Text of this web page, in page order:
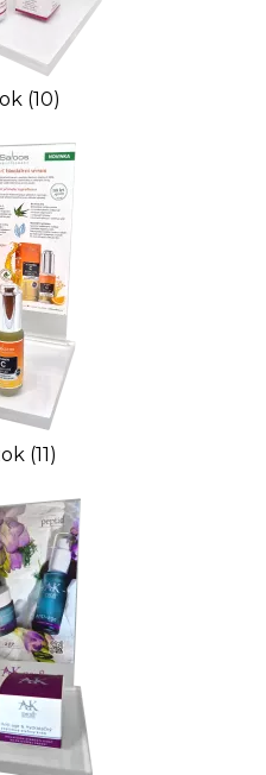
(10)
(11)